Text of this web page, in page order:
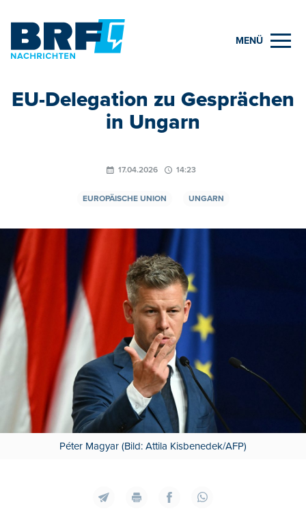
MENÜ
EU-Delegation zu Gesprächen
in Ungarn
17.04.2026 14:23
EUROPÄISCHE UNION UNGARN
Péter Magyar (Bild: Attila Kisbenedek/AFP)